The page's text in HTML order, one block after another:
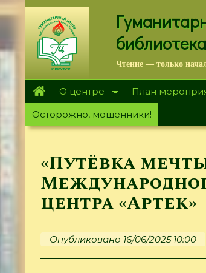
Перейти
к
основному
содержанию
Чтение — только
О центре План
Осторожно, мошенники!
«Путёвка
центра «Артек»
Опубликовано 16/06/2025 10:00